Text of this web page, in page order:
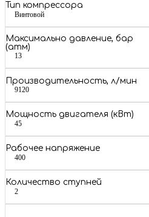
Тип компрессора
Винтовой
Максимально давление, бар
(атм)
13
Производительность, л/мин
9120
Мощность двигателя (кВт)
45
Рабочее напряжение
400
Количество ступней
2